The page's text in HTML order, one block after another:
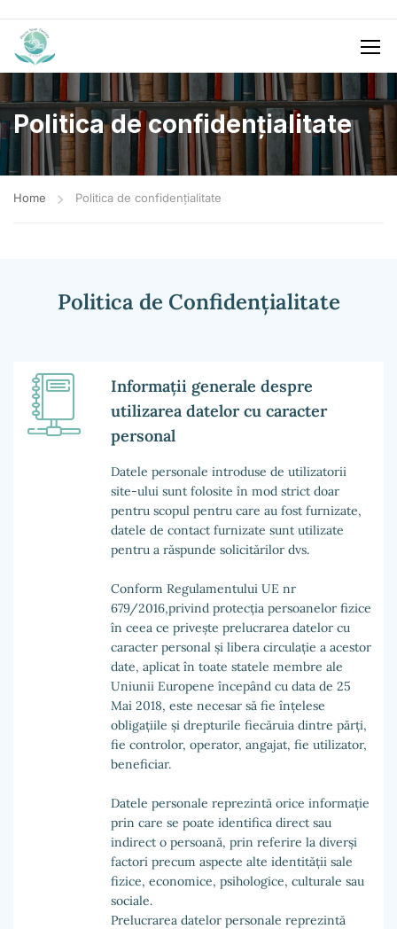
Politica de confidențialitate
Home Politica de confidențialitate
Politica de Confidențialitate
Informații generale despre
utilizarea datelor cu caracter
personal
Datele personale introduse de utilizatorii
site-ului sunt folosite în mod strict doar
pentru scopul pentru care au fost furnizate,
datele de contact furnizate sunt utilizate
pentru a răspunde solicitărilor dvs.
Conform Regulamentului UE nr
679/2016,privind protecția persoanelor fizice
în ceea ce privește prelucrarea datelor cu
caracter personal și libera circulație a acestor
date, aplicat în toate statele membre ale
Uniunii Europene începând cu data de 25
Mai 2018, este necesar să fie înțelese
obligațiile și drepturile fiecăruia dintre părți,
fie controlor, operator, angajat, fie utilizator,
beneficiar.
Datele personale reprezintă orice informație
prin care se poate identifica direct sau
indirect o persoană, prin referire la diverși
factori precum aspecte alte identității sale
fizice, economice, psihologice, culturale sau
sociale.
Prelucrarea datelor personale reprezintă